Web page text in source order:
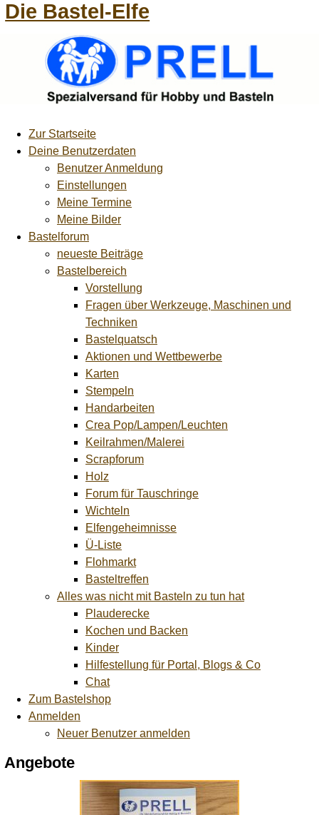
Die Bastel-Elfe
Zur Startseite
Deine Benutzerdaten
Benutzer Anmeldung
Einstellungen
Meine Termine
Meine Bilder
Bastelforum
neueste Beiträge
Bastelbereich
Vorstellung
Fragen über Werkzeuge, Maschinen und
Techniken
Bastelquatsch
Aktionen und Wettbewerbe
Karten
Stempeln
Handarbeiten
Crea Pop/Lampen/Leuchten
Keilrahmen/Malerei
Scrapforum
Holz
Forum für Tauschringe
Wichteln
Elfengeheimnisse
Ü-Liste
Flohmarkt
Basteltreffen
Alles was nicht mit Basteln zu tun hat
Plauderecke
Kochen und Backen
Kinder
Hilfestellung für Portal, Blogs & Co
Chat
Zum Bastelshop
Anmelden
Neuer Benutzer anmelden
Angebote